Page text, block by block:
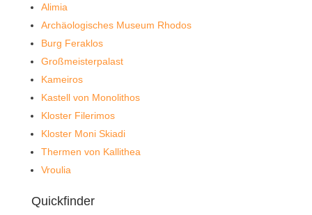
Alimia
Archäologisches Museum Rhodos
Burg Feraklos
Großmeisterpalast
Kameiros
Kastell von Monolithos
Kloster Filerimos
Kloster Moni Skiadi
Thermen von Kallithea
Vroulia
Quickfinder